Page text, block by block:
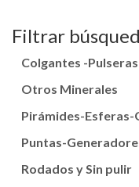
Filtrar
Colgantes -
Otros Minerales
Pirámides-Esferas-
Puntas-
Rodados y Sin pulir